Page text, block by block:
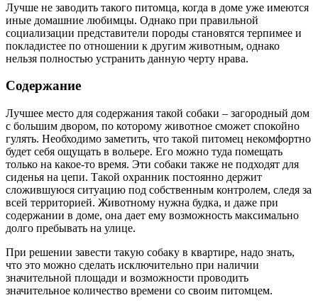
Лучше не заводить такого питомца, когда в доме уже имеются
иные домашние любимцы. Однако при правильной
социализации представители породы становятся терпимее и
покладистее по отношении к другим животным, однако
нельзя полностью устранить данную черту нрава.
Содержание
Лучшее место для содержания такой собаки – загородный дом
с большим двором, по которому животное сможет спокойно
гулять. Необходимо заметить, что такой питомец некомфортно
будет себя ощущать в вольере. Его можно туда помещать
только на какое-то время. Эти собаки также не подходят для
сиденья на цепи. Такой охранник постоянно держит
сложившуюся ситуацию под собственным контролем, следя за
всей территорией. Животному нужна будка, и даже при
содержании в доме, она дает ему возможность максимально
долго пребывать на улице.
При решении завести такую собаку в квартире, надо знать,
что это можно сделать исключительно при наличии
значительной площади и возможности проводить
значительное количество времени со своим питомцем.